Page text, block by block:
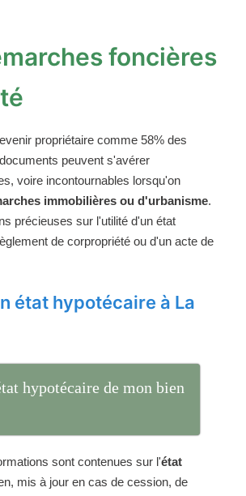
foncières
propriétaire comme 58% des
peuvent s'avérer
voire incontournables lorsqu'on
immobilières ou d'urbanisme.
précieuses sur l'utilité d'un état
de corpropriété ou d'un acte de
état hypotécaire à La
hypotécaire de mon bien
sont contenues sur l'état
mis à jour en cas de cession, de